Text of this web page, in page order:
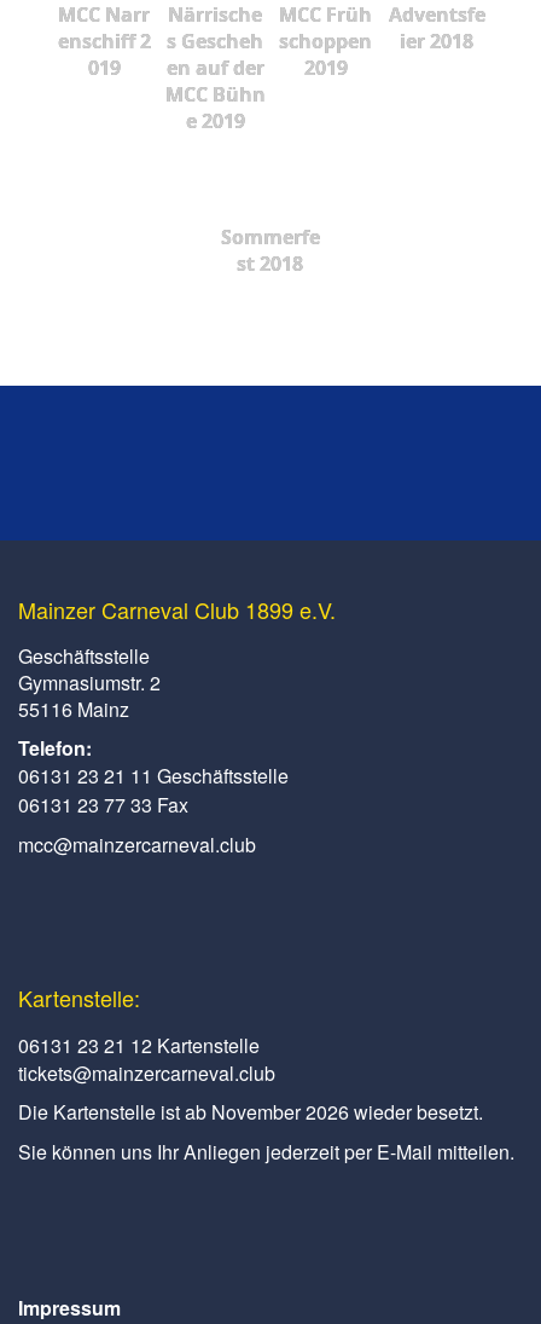
MCC Narr
enschiff 2
019
Närrische
s Gescheh
en auf der
MCC Bühn
e 2019
MCC Früh
schoppen
2019
Adventsfe
ier 2018
Sommerfe
st 2018
Mainzer Carneval Club 1899 e.V.
Geschäftsstelle
Gymnasiumstr. 2
55116 Mainz
Telefon:
06131 23 21 11 Geschäftsstelle
06131 23 77 33 Fax
mcc@mainzercarneval.club
Kartenstelle:
06131 23 21 12 Kartenstelle
tickets@mainzercarneval.club
Die Kartenstelle ist ab November 2026 wieder besetzt.
Sie können uns Ihr Anliegen jederzeit per E-Mail mitteilen.
Impressum